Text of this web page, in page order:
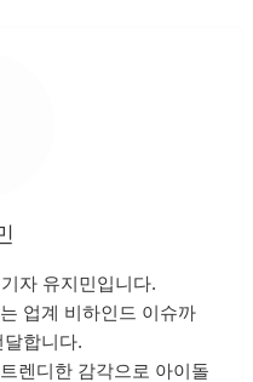
자 유지민입니다.
업계 비하인드 이슈까
합니다.
렌디한 감각으로 아이돌